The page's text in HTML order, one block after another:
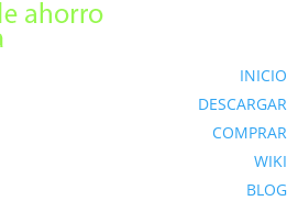
INICIO
DESCARGAR
COMPRAR
WIKI
BLOG